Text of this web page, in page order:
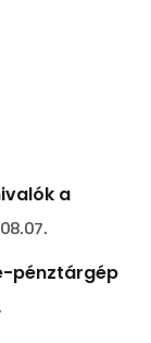
a
pénztárgép